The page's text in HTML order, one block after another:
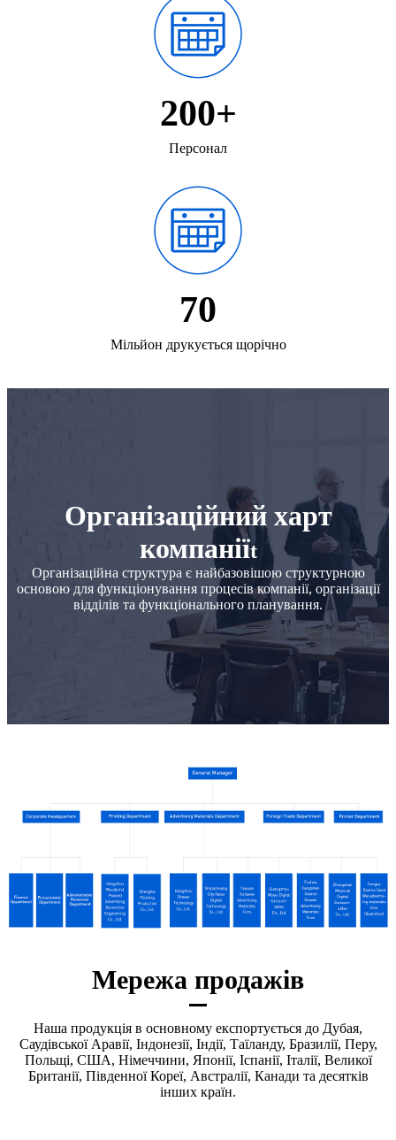
200+
Персонал
70
Мільйон друкується щорічно
Організаційний харт
компаніїt
Організаційна структура є найбазовішою структурною
основою для функціонування процесів компанії, організації
відділів та функціонального планування.
Мережа продажів
Наша продукція в основному експортується до Дубая,
Саудівської Аравії, Індонезії, Індії, Таїланду, Бразилії, Перу,
Польщі, США, Німеччини, Японії, Іспанії, Італії, Великої
Британії, Південної Кореї, Австралії, Канади та десятків
інших країн.